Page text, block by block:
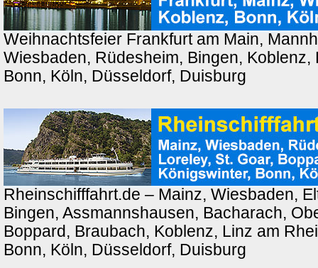
Weihnachtsfeier Frankfurt am Main,
Wiesbaden, Rüdesheim, Bingen, Koblenz,
Bonn, Köln, Düsseldorf, Duisburg
Rheinschifffahrt.de – Mainz, Wiesbaden,
Bingen, Assmannshausen, Bacharach,
Boppard, Braubach, Koblenz, Linz am
Bonn, Köln, Düsseldorf, Duisburg